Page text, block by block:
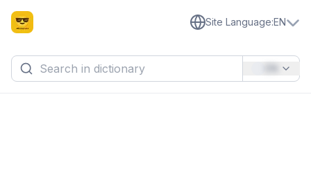
Site Language:EN